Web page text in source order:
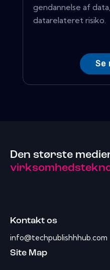
gendannelse af
datarelateret risiko.
Se
Den største
Kontakt os
info@techpublishhhub.com
Site Map